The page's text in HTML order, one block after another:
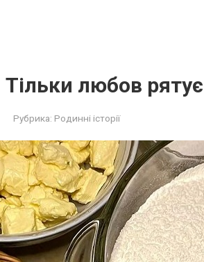
любов
Рубрика: Родинні історії